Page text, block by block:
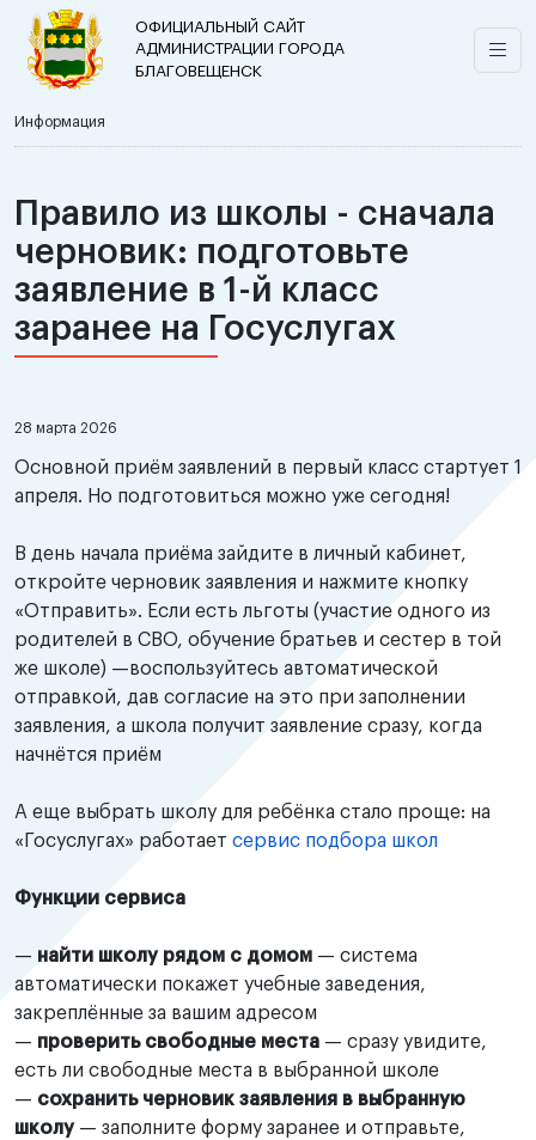
ОФИЦИАЛЬНЫЙ САЙТ
АДМИНИСТРАЦИИ ГОРОДА
БЛАГОВЕЩЕНСК
Информация
Правило из школы - сначала
черновик: подготовьте
заявление в 1-й класс
заранее на Госуслугах
28 марта 2026
Основной приём заявлений в первый класс стартует 1
апреля. Но подготовиться можно уже сегодня!
В день начала приёма зайдите в личный кабинет,
откройте черновик заявления и нажмите кнопку
«Отправить». Если есть льготы (участие одного из
родителей в СВО, обучение братьев и сестер в той
же школе) —воспользуйтесь автоматической
отправкой, дав согласие на это при заполнении
заявления, а школа получит заявление сразу, когда
начнётся приём
А еще выбрать школу для ребёнка стало проще: на
«Госуслугах» работает сервис подбора школ
Функции сервиса
— найти школу рядом с домом — система
автоматически покажет учебные заведения,
закреплённые за вашим адресом
— проверить свободные места — сразу увидите,
есть ли свободные места в выбранной школе
— сохранить черновик заявления в выбранную
школу — заполните форму заранее и отправьте,